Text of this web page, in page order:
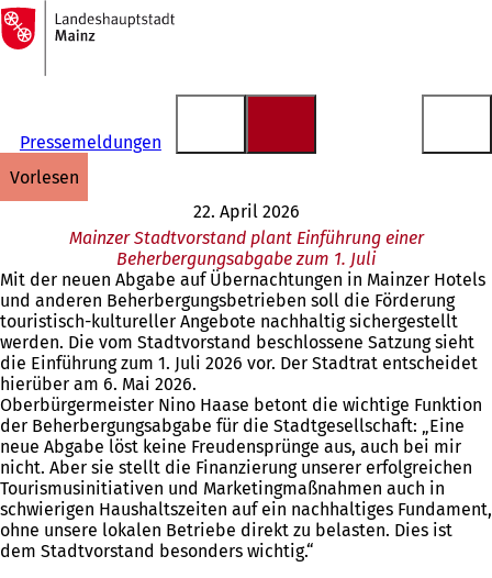
Inhalt anspringen
Zur
Startseite
Pressemeldungen
vorlesen
22. April 2026
Mainzer Stadtvorstand plant Einführung einer
Beherbergungsabgabe zum 1. Juli
Mit der neuen Abgabe auf Übernachtungen in Mainzer Hotels
und anderen Beherbergungsbetrieben soll die Förderung
touristisch-kultureller Angebote nachhaltig sichergestellt
werden. Die vom Stadtvorstand beschlossene Satzung sieht
die Einführung zum 1. Juli 2026 vor. Der Stadtrat entscheidet
hierüber am 6. Mai 2026.
Oberbürgermeister Nino Haase betont die wichtige Funktion
der Beherbergungsabgabe für die Stadtgesellschaft: „Eine
neue Abgabe löst keine Freudensprünge aus, auch bei mir
nicht. Aber sie stellt die Finanzierung unserer erfolgreichen
Tourismusinitiativen und Marketingmaßnahmen auch in
schwierigen Haushaltszeiten auf ein nachhaltiges Fundament,
ohne unsere lokalen Betriebe direkt zu belasten. Dies ist
dem Stadtvorstand besonders wichtig.“